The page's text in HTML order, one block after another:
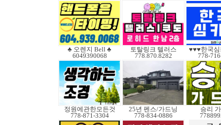
♣ 오렌지 Bell ♣
6049390068
토탈링크 텔러스
778.870.8282
♥♥♥한국
778-
정원에관한모든것
778-871-3304
25년 펜스/가드닝
778-834-0886
승리